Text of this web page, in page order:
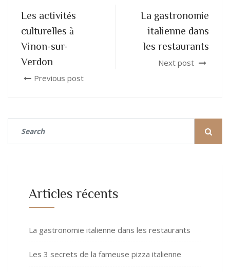
Les activités
culturelles à
Vinon-sur-
Verdon
Previous post
La gastronomie
italienne dans
les restaurants
Next post
Articles récents
La gastronomie italienne dans les restaurants
Les 3 secrets de la fameuse pizza italienne